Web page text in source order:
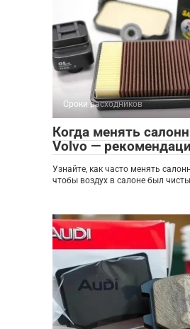
Сроки расходников
Когда менять
Volvo —
Узнайте, как часто менять
чтобы воздух в салоне был